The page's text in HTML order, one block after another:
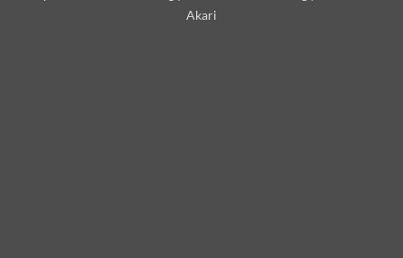
Akari